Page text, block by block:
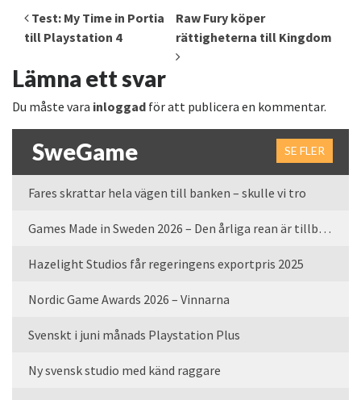
Inläggsnavigering
Test: My Time in Portia
till Playstation 4
Raw Fury köper
rättigheterna till Kingdom
Lämna ett svar
Du måste vara inloggad för att publicera en kommentar.
SweGame SE FLER
Fares skrattar hela vägen till banken – skulle vi tro
Games Made in Sweden 2026 – Den årliga rean är tillbaka
Hazelight Studios får regeringens exportpris 2025
Nordic Game Awards 2026 – Vinnarna
Svenskt i juni månads Playstation Plus
Ny svensk studio med känd raggare